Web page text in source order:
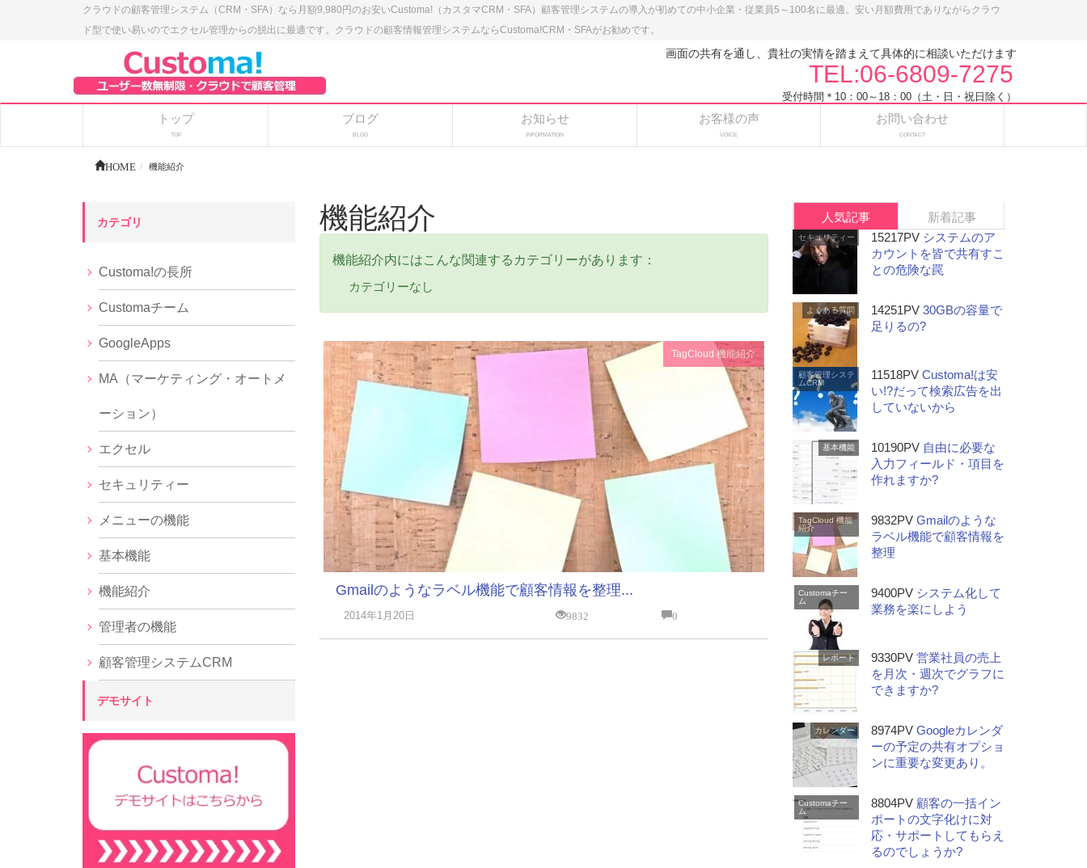
クラウドの顧客管理システム（CRM・SFA）なら月額9,980円のお安いCustoma!（カスタマCRM・SFA）顧客管理システムの導入が初めての中小企業・従業員5～100名に最適。安い月額費用でありながらクラウ
ド型で使い易いのでエクセル管理からの脱出に最適です。クラウドの顧客情報管理システムならCustoma!CRM・SFAがお勧めです。
画面の共有を通し、貴社の実情を踏まえて具体的に相談いただけます
TEL:06-6809-7275
受付時間＊10：00～18：00（土・日・祝日除く）
トップ
TOP
ブログ
BLOG
お知らせ
INFORMATION
お客様の声
VOICE
お問い合わせ
CONTACT
HOME 機能紹介
機能紹介
機能紹介内にはこんな関連するカテゴリーがあります：
カテゴリーなし
TagCloud 機能紹介
Gmailのようなラベル機能で顧客情報を整理...
2014年1月20日 9832 0
カテゴリ
Customa!の長所
Customaチーム
GoogleApps
MA（マーケティング・オートメ
ーション）
エクセル
セキュリティー
メニューの機能
基本機能
機能紹介
管理者の機能
顧客管理システムCRM
デモサイト
人気記事 新着記事
セキュリティー 15217PV システムのア
カウントを皆で共有すこ
との危険な罠
よくある質問 14251PV 30GBの容量で
足りるの?
顧客管理システ
ムCRM
11518PV Customa!は安
い!?だって検索広告を出
していないから
基本機能 10190PV 自由に必要な
入力フィールド・項目を
作れますか?
TagCloud 機能
紹介
9832PV Gmailのような
ラベル機能で顧客情報を
整理
Customaチー
ム
9400PV システム化して
業務を楽にしよう
レポート 9330PV 営業社員の売上
を月次・週次でグラフに
できますか?
カレンダー 8974PV Googleカレンダ
ーの予定の共有オプショ
ンに重要な変更あり。
Customaチー
ム
8804PV 顧客の一括イン
ポートの文字化けに対
応・サポートしてもらえ
るのでしょうか?